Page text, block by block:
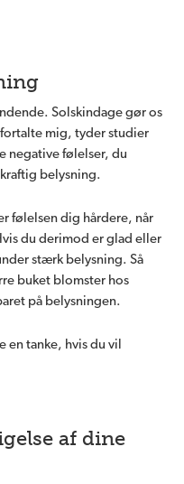
Solskindage gør os
mig, tyder studier
negative følelser, du
belysning.
følelsen dig hårdere, når
du derimod er glad eller
stærk belysning. Så
buket blomster hos
på belysningen.
tanke, hvis du vil
af dine